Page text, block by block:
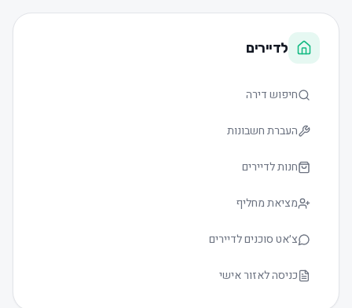
לדיירים
חיפוש דירה
העברת חשבונות
חנות לדיירים
מציאת מחליף
צ׳אט סוכנים לדיירים
כניסה לאזור אישי